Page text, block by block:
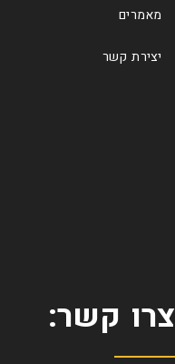
מאמרים
יצירת קשר
צרו קשר: